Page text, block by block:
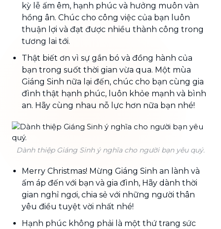
kỳ lễ ấm êm, hạnh phúc và hưởng muôn vàn
hồng ân. Chúc cho công việc của bạn luôn
thuận lợi và đạt được nhiều thành công trong
tương lai tới.
Thật biết ơn vì sự gắn bó và đồng hành của
bạn trong suốt thời gian vừa qua. Một mùa
Giáng Sinh nữa lại đến, chúc cho bạn cùng gia
đình thật hạnh phúc, luôn khỏe mạnh và bình
an. Hãy cùng nhau nỗ lực hơn nữa bạn nhé!
Dành thiệp Giáng Sinh ý nghĩa cho người bạn yêu quý.
Merry Christmas! Mừng Giáng Sinh an lành và
ấm áp đến với bạn và gia đình, Hãy dành thời
gian nghỉ ngơi, chia sẻ với những người thân
yêu điều tuyệt vời nhất nhé!
Hạnh phúc không phải là một thứ trang sức